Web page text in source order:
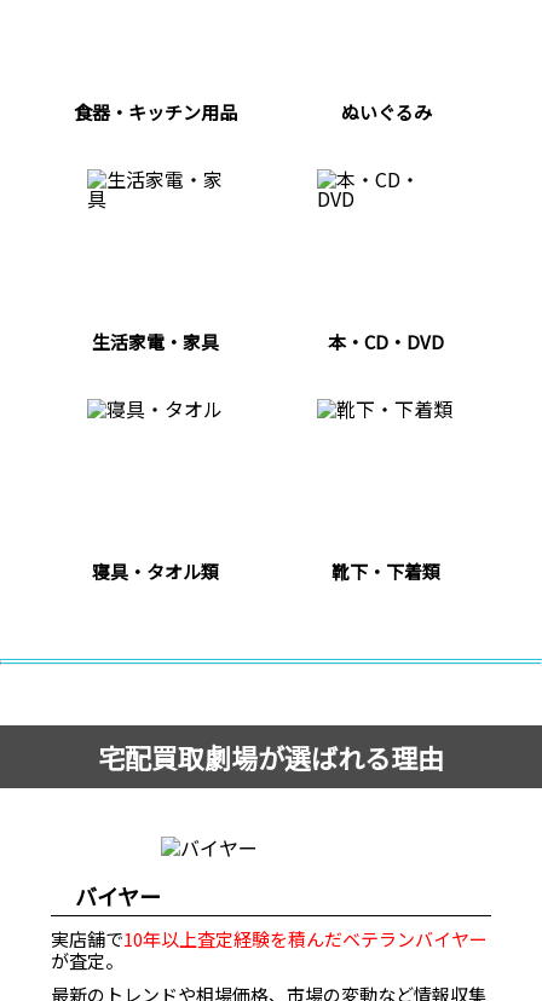
食器・キッチン用品 ぬいぐるみ
生活家電・家具 本・CD・DVD
寝具・タオル類 靴下・下着類
宅配買取劇場が選ばれる理由
バイヤー
実店舗で10年以上査定経験を積んだベテランバイヤー
が査定。
最新のトレンドや相場価格、市場の変動など情報収集